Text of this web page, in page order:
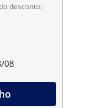
desconto:
08